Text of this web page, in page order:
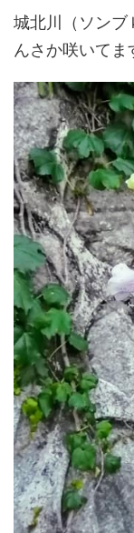
城北川（ソンブ
んさか咲いてま